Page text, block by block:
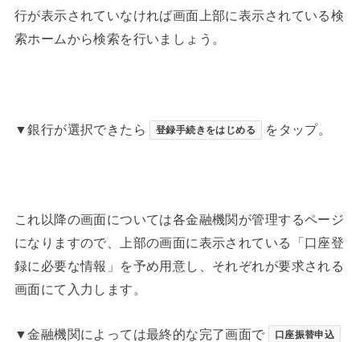
行が表示されていなければ画面上部に表示されている検
索ホームから検索を行いましょう。
▼銀行が選択できたら 登録手続きをはじめる をタップ。
これ以降の画面については各金融機関が管理するページ
になりますので、上部の画面に表示されている「口座登
録に必要な情報」を予め用意し、それぞれが要求される
画面にて入力します。
▼金融機関によっては最終的な完了画面で 口座振替申込